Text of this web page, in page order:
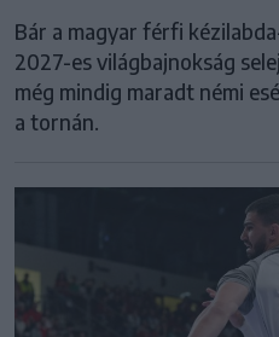
Bár a magyar férfi
2027-es világbajnokság
még mindig maradt némi
a tornán.